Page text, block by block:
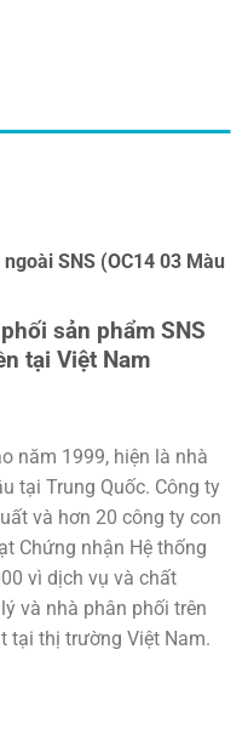
SNS (OC14 03 Màu
sản phẩm SNS
tại Việt Nam
năm 1999, hiện là nhà
tại Trung Quốc. Công ty
và hơn 20 công ty con
Chứng nhận Hệ thống
vì dịch vụ và chất
và nhà phân phối trên
tại thị trường Việt Nam.